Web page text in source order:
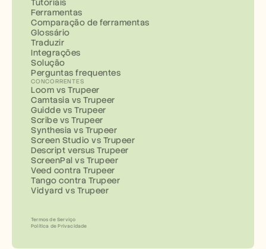
Tutoriais
Ferramentas
Comparação de ferramentas
Glossário
Traduzir
Integrações
Solução
Perguntas frequentes
CONCORRENTES
Loom vs Trupeer
Camtasia vs Trupeer
Guidde vs Trupeer
Scribe vs Trupeer
Synthesia vs Trupeer
Screen Studio vs Trupeer
Descript versus Trupeer
ScreenPal vs Trupeer
Veed contra Trupeer
Tango contra Trupeer
Vidyard vs Trupeer
Termos de Serviço
Política de Privacidade